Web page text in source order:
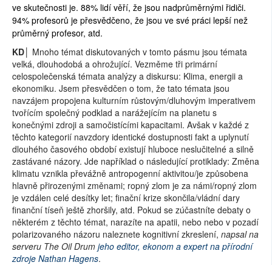
ve skutečnosti je. 88% lidí věří, že jsou nadprůměrnými řidiči.
94% profesorů je přesvědčeno, že jsou ve své práci lepší než
průměrný profesor, atd.
KD│
Mnoho témat diskutovaných v tomto pásmu jsou témata
velká, dlouhodobá a ohrožující. Vezměme tři primární
celospolečenská témata analýzy a diskursu: Klima, energii a
ekonomiku. Jsem přesvědčen o tom, že tato témata jsou
navzájem propojena kulturním růstovým/dluhovým imperativem
tvořícím společný podklad a narážejícím na planetu s
konečnými zdroji a samočistícími kapacitami. Avšak v každé z
těchto kategorií navzdory identické dostupnosti fakt a uplynutí
dlouhého časového období existují hluboce neslučitelné a silně
zastávané názory. Jde například o následující protiklady: Změna
klimatu vznikla převážně antropogenní aktivitou/je způsobena
hlavně přirozenými změnami; ropný zlom je za námi/ropný zlom
je vzdálen celé desítky let; finační krize skončila/vládní dary
finanční tíseň ještě zhoršily, atd. Pokud se zúčastníte debaty o
některém z těchto témat, narazíte na apatii, nebo nebo v pozadí
polarizovaného názoru naleznete kognitivní zkreslení, napsal na
serveru The Oil Drum jeho editor, ekonom a expert na přírodní
zdroje Nathan Hagens.